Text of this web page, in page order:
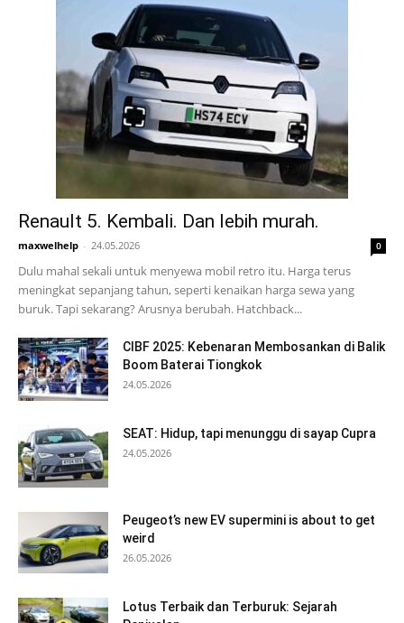
Renault 5. Kembali. Dan lebih murah.
maxwelhelp - 24.05.2026 0
Dulu mahal sekali untuk menyewa mobil retro itu. Harga terus
meningkat sepanjang tahun, seperti kenaikan harga sewa yang
buruk. Tapi sekarang? Arusnya berubah. Hatchback...
CIBF 2025: Kebenaran Membosankan di Balik
Boom Baterai Tiongkok
24.05.2026
SEAT: Hidup, tapi menunggu di sayap Cupra
24.05.2026
Peugeot’s new EV supermini is about to get
weird
26.05.2026
Lotus Terbaik dan Terburuk: Sejarah